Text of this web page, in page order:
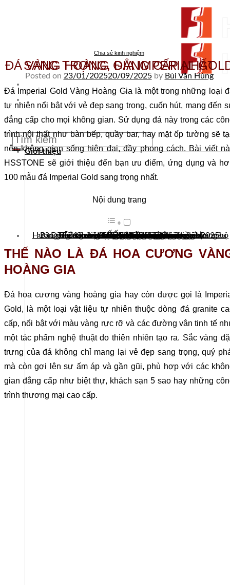
Tìm kiếm:
Giới thiệu
Chia sẻ kinh nghiệm
ĐÁ VÀNG HOÀNG GIA IMPERIAL GOLD SANG TRỌNG, ĐẲNG CẤP NHẤT
Posted on 23/01/202520/09/2025by Bùi Văn Hùng
Đá Imperial Gold Vàng Hoàng Gia là một trong những loại
tự nhiên nổi bật với vẻ đẹp sang trọng, cuốn hút, mang đến
đẳng cấp cho mọi không gian. Sử dụng đá này trong các
trình nội thất như bàn bếp, quầy bar, hay mặt ốp tường sẽ
nên không gian sống hiện đại, đầy phong cách. Bài viết
HSSTONE sẽ giới thiệu đến bạn ưu điểm, ứng dụng và
100 mẫu đá Imperial Gold sang trọng nhất.
Nội dung trang
Thế nào là đá hoa cương vàng hoàng gia
Tại sao nên sử dụng đá vàng hoàng gia
Tính thẩm mỹ cao
Độ bền cao
Chống thấm hiệu quả
Chịu được nhiệt độ cao
Có giá trị phong thủy
Đa dạng ứng dụng
Những ứng dụng của đá vàng hoàng gia
Dùng đá vàng hoàng gia lát sàn nhà, cầu thang bộ
Làm mặt bếp
Ốp tường nhà tắm
Ốp lát mặt tiền
Hướng dẫn cách bảo quản đá vàng hoàng gia bền màu
Chú ý vệ sinh và bảo dưỡng định kỳ
Hạn chế tác động mạnh
Báo giá đá hoa cương vàng hóa gia mới nhất 2025
THẾ NÀO LÀ ĐÁ HOA CƯƠNG
HOÀNG GIA
Đá hoa cương vàng hoàng gia hay còn được gọi là
Gold, là một loại vật liệu tự nhiên thuộc dòng đá granite
cấp, nổi bật với màu vàng rực rỡ và các đường vân tinh tế
một tác phẩm nghệ thuật do thiên nhiên tạo ra. Sắc vàng
trưng của đá không chỉ mang lại vẻ đẹp sang trọng, quý
mà còn gợi lên sự ấm áp và gần gũi, phù hợp với các
gian đẳng cấp như biệt thự, khách sạn 5 sao hay những
trình thương mại cao cấp.